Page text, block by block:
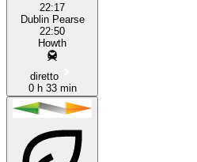
22:17
Dublin Pearse
22:50
Howth
diretto
0 h 33 min